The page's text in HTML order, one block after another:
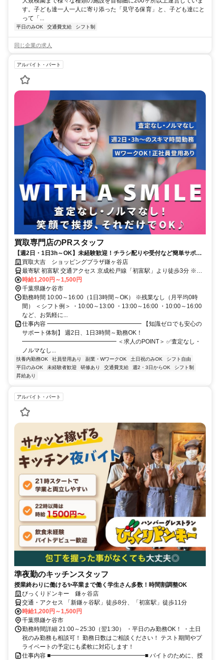
す。子ども達一人一人に寄り添った「見守る保育」と、子ども達にと
って「...
平日のみOK 交通費支給 シフト制
同じ企業の求人
アルバイト・パート
買取専門店のPRスタッフ
【週2日・1日3h～OK】未経験歓迎！チラシ配りや受付など簡単サポー
ト／40代～60代活躍中
買取大吉 ショッピングプラザ鎌ヶ谷店
最寄駅 初富駅 交通アクセス 京成松戸線「初富駅」より徒歩3分 ※勤
務地は買取大吉 ショッピングプラザ鎌ヶ谷店です ●交通費支給 ●車・
バイク・自転車通勤OK
時給1,200円～1,500円
千葉県鎌ケ谷市
勤務時間 10:00～16:00（1日3時間～OK） ※残業なし（月平均0時
間） ＜シフト例＞ ・10:00～13:00 ・13:00～16:00 ・10:00～16:00
など、お気軽に...
仕事内容 ━━━━━━━━━━━━━━━━ 【知識ゼロでも安心の
サポート体制】 週2日、1日3時間～勤務OK！
━━━━━━━━━━━━━━━━ ＜求人のPOINT＞ ✅査定なし・
ノルマなし...
扶養内勤務OK 社員登用あり 副業・WワークOK 土日祝のみOK
シフト自由
平日のみOK
未経験者歓迎 研修あり 交通費支給 週2・3日からOK
シフト制
昇給あり
アルバイト・パート
準夜勤のキッチンスタッフ
授業終わりに働ける✨卒業まで働く学生さん多数！時間割調整OK
びっくりドンキー 鎌ヶ谷店
交通・アクセス 「新鎌ヶ谷駅」徒歩8分、「初富駅」徒歩11分
時給1,200円～1,500円
千葉県鎌ケ谷市
勤務時間詳細 21:00～25:30（翌1:30） ・平日のみ勤務OK！ ・土日
祝のみ勤務も相談可！ 勤務日数はご相談ください！ テスト期間やプ
ライベートの予定にも柔軟に対応します！
仕事内容 ■━━━━━━━━━━━━━━━━■ バイトのために、授